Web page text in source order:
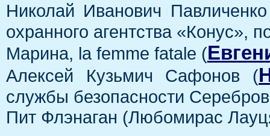
Николай Иванович
охранного агентства «Конус»,
Марина, la femme fatale (
Алексей Кузьмич Сафонов (
службы безопасности
Пит Флэнаган (Любомирас